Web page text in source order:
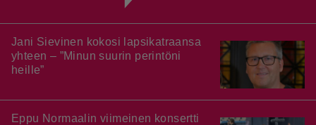
Jani Sievinen kokosi lapsikatraansa
yhteen – ”Minun suurin perintöni
heille”
Eppu Normaalin viimeinen konsertti